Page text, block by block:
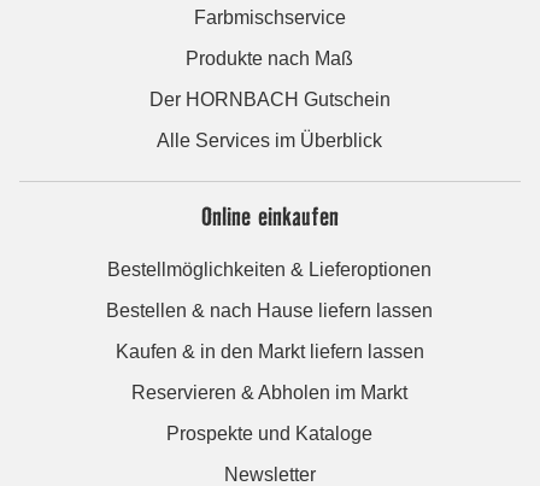
Farbmischservice
Produkte nach Maß
Der HORNBACH Gutschein
Alle Services im Überblick
Online einkaufen
Bestellmöglichkeiten & Lieferoptionen
Bestellen & nach Hause liefern lassen
Kaufen & in den Markt liefern lassen
Reservieren & Abholen im Markt
Prospekte und Kataloge
Newsletter